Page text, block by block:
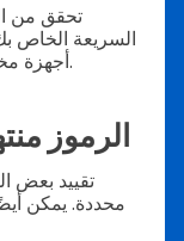
تحقق من
السريعة الخاص
أجهزة مختلفة للتأكد من أنه يفتح الصفحة الصحيحة.
الرموز
تقييد بعض
محددة. يمكن